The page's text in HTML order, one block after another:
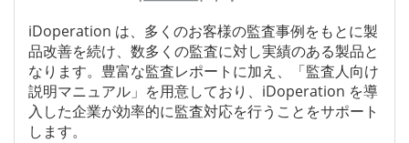
iDoperation は、多くのお客様の監査事例をもとに製
品改善を続け、数多くの監査に対し実績のある製品と
なります。豊富な監査レポートに加え、「監査人向け
説明マニュアル」を用意しており、iDoperation を導
入した企業が効率的に監査対応を行うことをサポート
します。